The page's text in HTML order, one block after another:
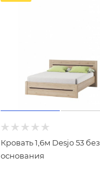
Кровать 1,6м Desjo 53 без
основания